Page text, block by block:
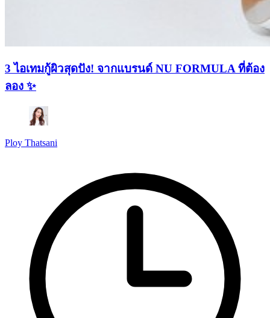
3 ไอเทมกู้ผิวสุดปัง! จากแบรนด์ NU FORMULA ที่ต้อง
ลอง ✨
Ploy Thatsani